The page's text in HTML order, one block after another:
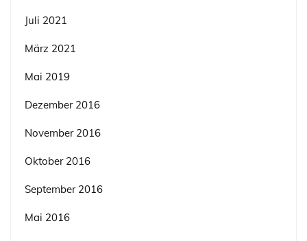
Juli 2021
März 2021
Mai 2019
Dezember 2016
November 2016
Oktober 2016
September 2016
Mai 2016